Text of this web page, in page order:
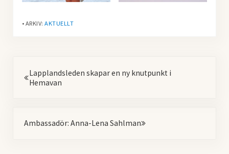
• ARKIV:AKTUELLT
Lapplandsleden skapar en ny knutpunkt i
Hemavan
Ambassadör: Anna-Lena Sahlman